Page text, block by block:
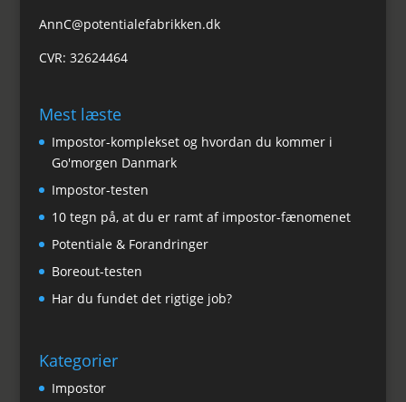
AnnC@potentialefabrikken.dk
CVR: 32624464
Mest læste
Impostor-komplekset og hvordan du kommer i
Go'morgen Danmark
Impostor-testen
10 tegn på, at du er ramt af impostor-fænomenet
Potentiale & Forandringer
Boreout-testen
Har du fundet det rigtige job?
Kategorier
Impostor